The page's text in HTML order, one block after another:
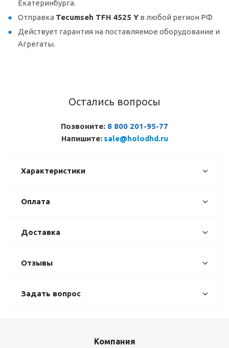
Екатеринбурга.
Отправка Tecumseh TFH 4525 Y в любой регион РФ
Действует гарантия на поставляемое оборудование и
Агрегаты.
Остались вопросы
Позвоните: 8 800 201-95-77
Напишите: sale@holodhd.ru
Характеристики
Оплата
Доставка
Отзывы
Задать вопрос
Компания